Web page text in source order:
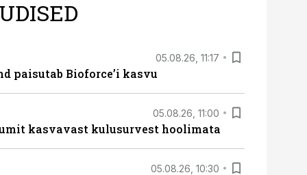
05.08.26, 11:17
paisutab Bioforce’i kasvu
05.08.26, 11:00
kasvavast kulusurvest hoolimata
05.08.26, 10:30